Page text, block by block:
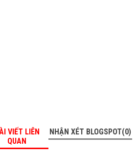
VIẾT LIÊN
QUAN
NHẬN XÉT BLOGSPOT(0)